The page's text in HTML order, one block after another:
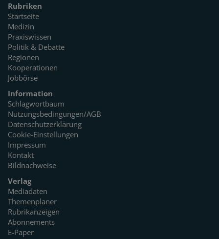
Rubriken
Startseite
Medizin
Praxiswissen
Politik & Debatte
Regionen
Kooperationen
Jobbörse
Information
Schlagwortbaum
Nutzungsbedingungen/AGB
Datenschutzerklärung
Cookie-Einstellungen
Impressum
Kontakt
Bildnachweise
Verlag
Mediadaten
Themenplaner
Rubrikanzeigen
Abonnements
E-Paper